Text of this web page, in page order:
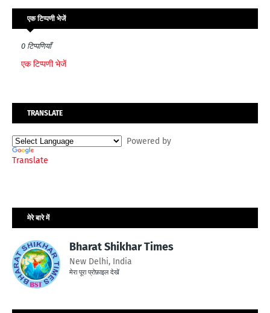
एक टिप्पणी भेजें
0 टिप्पणियाँ
एक टिप्पणी भेजें
TRANSLATE
Powered by
Translate
मेरे बारे में
Bharat Shikhar Times
New Delhi, India
मेरा पूरा प्रोफ़ाइल देखें